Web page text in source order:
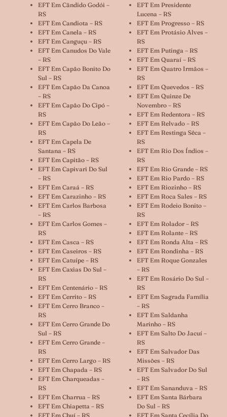
EFT Em Cândido Godói –
RS
EFT Em Candiota – RS
EFT Em Canela – RS
EFT Em Canguçu – RS
EFT Em Canudos Do Vale
– RS
EFT Em Capão Bonito Do
Sul – RS
EFT Em Capão Da Canoa
– RS
EFT Em Capão Do Cipó –
RS
EFT Em Capão Do Leão –
RS
EFT Em Capela De
Santana – RS
EFT Em Capitão – RS
EFT Em Capivari Do Sul
– RS
EFT Em Caraá – RS
EFT Em Carazinho – RS
EFT Em Carlos Barbosa
– RS
EFT Em Carlos Gomes –
RS
EFT Em Casca – RS
EFT Em Caseiros – RS
EFT Em Catuípe – RS
EFT Em Caxias Do Sul –
RS
EFT Em Centenário – RS
EFT Em Cerrito – RS
EFT Em Cerro Branco –
RS
EFT Em Cerro Grande Do
Sul – RS
EFT Em Cerro Grande –
RS
EFT Em Cerro Largo – RS
EFT Em Chapada – RS
EFT Em Charqueadas –
RS
EFT Em Charrua – RS
EFT Em Chiapetta – RS
EFT Em Chuí – RS
EFT Em Presidente
Lucena – RS
EFT Em Progresso – RS
EFT Em Protásio Alves –
RS
EFT Em Putinga – RS
EFT Em Quaraí – RS
EFT Em Quatro Irmãos –
RS
EFT Em Quevedos – RS
EFT Em Quinze De
Novembro – RS
EFT Em Redentora – RS
EFT Em Relvado – RS
EFT Em Restinga Sêca –
RS
EFT Em Rio Dos Índios –
RS
EFT Em Rio Grande – RS
EFT Em Rio Pardo – RS
EFT Em Riozinho – RS
EFT Em Roca Sales – RS
EFT Em Rodeio Bonito –
RS
EFT Em Rolador – RS
EFT Em Rolante – RS
EFT Em Ronda Alta – RS
EFT Em Rondinha – RS
EFT Em Roque Gonzales
– RS
EFT Em Rosário Do Sul –
RS
EFT Em Sagrada Família
– RS
EFT Em Saldanha
Marinho – RS
EFT Em Salto Do Jacuí –
RS
EFT Em Salvador Das
Missões – RS
EFT Em Salvador Do Sul
– RS
EFT Em Sananduva – RS
EFT Em Santa Bárbara
Do Sul – RS
EFT Em Santa Cecília Do